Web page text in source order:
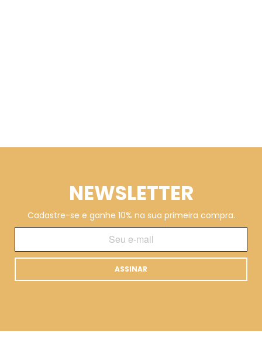
NEWSLETTER
Cadastre-se e ganhe 10% na sua primeira compra.
ASSINAR